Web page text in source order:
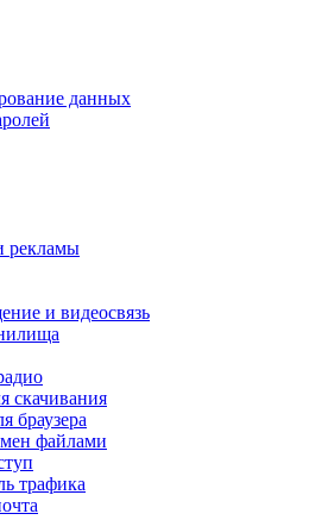
данных
рекламы
и видеосвязь
скачивания
браузера
файлами
трафика